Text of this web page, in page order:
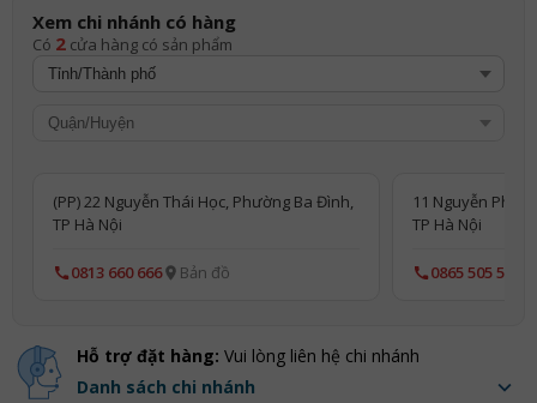
Xem chi nhánh có hàng
Có 2 cửa hàng có sản phẩm
(PP) 22 Nguyễn Thái Học, Phường Ba Đình,
TP Hà Nội
0813 660 666 Bản đồ
11 Nguyễn
TP Hà Nội
0865 505 515
Hỗ trợ đặt hàng: Vui lòng liên hệ chi nhánh
Danh sách chi nhánh